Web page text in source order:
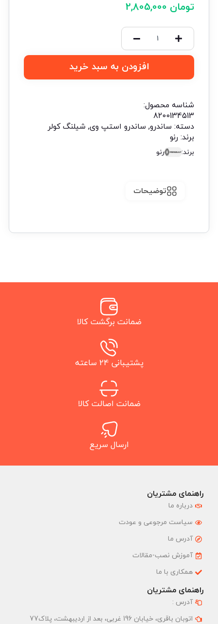
تومان
افزودن به سبد خرید
شناسه محصول:
8200134513
دسته: ساندرو, ساندرو استپ وی, شیلنگ کولر
برند: رنو
برند: رنو
توضیحات
ضمانت برگشت کالا
پشتیبانی 24 ساعته
ضمانت اصالت کالا
ارسال سریع
راهنمای مشتریان
درباره ما
سیاست مرجوعی و عودت
آدرس ما
آموزش نصب-مقالات
همکاری با ما
راهنمای مشتریان
آدرس :
اتوبان باقری، خیابان 196 غربی، بعد از اردیبهشت، پلاک77